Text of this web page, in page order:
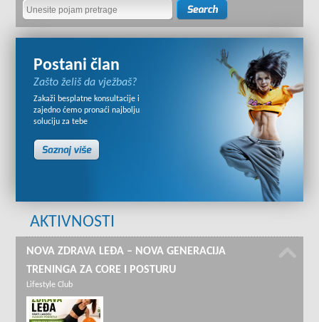
Postani član
Zašto želiš da vježbaš?
Zakaži besplatne konsultacije i
zajedno ćemo pronaći najbolju
soluciju za tebe
AKTIVNOSTI
NOVA ZDRAVA LEĐA – NOVA GENERACIJA
TRENINGA ZA CORE I POSTURU
Lifestyle Club